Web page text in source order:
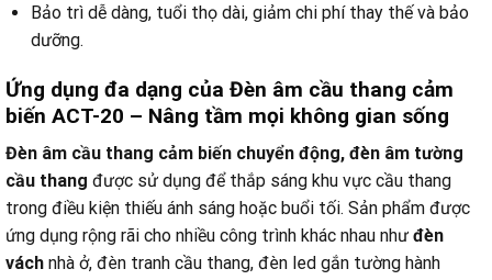
Bảo trì dễ dàng, tuổi thọ dài, giảm chi phí thay thế và bảo
dưỡng.
Ứng dụng đa dạng của Đèn âm cầu thang cảm
biến ACT-20 – Nâng tầm mọi không gian sống
Đèn âm cầu thang cảm biến chuyển động, đèn âm tường
cầu thang được sử dụng để thắp sáng khu vực cầu thang
trong điều kiện thiếu ánh sáng hoặc buổi tối. Sản phẩm được
ứng dụng rộng rãi cho nhiều công trình khác nhau như đèn
vách nhà ở, đèn tranh cầu thang, đèn led gắn tường hành